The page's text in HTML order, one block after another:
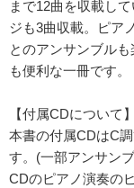
まで12曲を収載し
ジも3曲収載。ピア
とのアンサンブル
も便利な一冊です。
【付属CDについて】
本書の付属CDはC
す。(一部アンサン
CDのピアノ演奏の